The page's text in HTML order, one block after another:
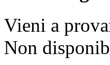
Vieni a
Non